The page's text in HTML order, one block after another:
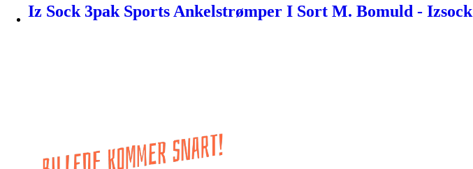
Iz Sock 3pak Sports Ankelstrømper I Sort M. Bomuld - Izsock